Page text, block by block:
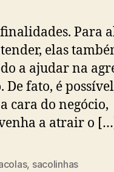
Para
elas
a ajudar na
fato, é possível
cara do negócio,
a atrair o
, sacolinhas